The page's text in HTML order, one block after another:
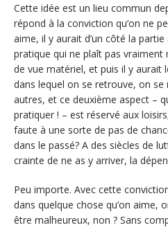
Cette idée est un lieu commun
répond à la conviction qu’on ne
aime, il y aurait d’un côté la
pratique qui ne plaît pas
de vue matériel, et puis il y aurait
dans lequel on se retrouve, on
autres, et ce deuxième aspect –
pratiquer ! – est réservé aux
faute à une sorte de pas de
dans le passé? A des siècles de
crainte de ne as y arriver, la
Peu importe. Avec cette
dans quelque chose qu’on aime,
être malheureux, non ? Sans